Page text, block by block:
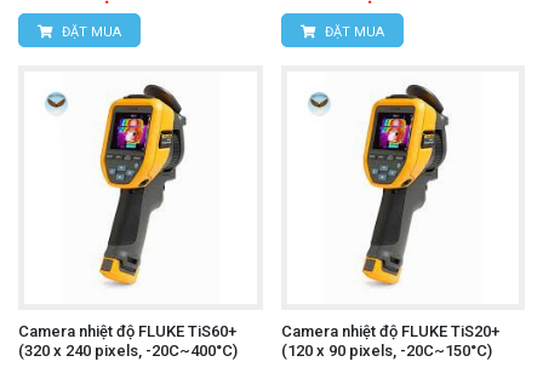
ĐẶT MUA ĐẶT MUA
Camera nhiệt độ FLUKE TiS60+
(320 x 240 pixels, -20C~400°C)
Camera nhiệt độ FLUKE TiS20+
(120 x 90 pixels, -20C~150°C)